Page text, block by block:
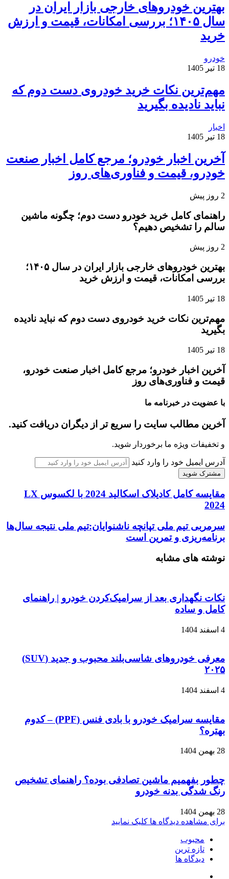
بهترین خودروهای خارجی بازار ایران در
سال ۱۴۰۵؛ بررسی امکانات، قیمت و ارزش
خرید
خودرو
18 تیر 1405
مهم‌ترین نکات خرید خودروی دست دوم که
نباید نادیده بگیرید
اخبار
18 تیر 1405
آخرین اخبار خودرو؛ مرجع کامل اخبار صنعت
خودرو، قیمت و فناوری‌های روز
2 روز پیش
راهنمای کامل خرید خودرو دست دوم؛ چگونه ماشین
سالم را تشخیص دهیم؟
2 روز پیش
بهترین خودروهای خارجی بازار ایران در سال ۱۴۰۵؛
بررسی امکانات، قیمت و ارزش خرید
18 تیر 1405
مهم‌ترین نکات خرید خودروی دست دوم که نباید نادیده
بگیرید
18 تیر 1405
آخرین اخبار خودرو؛ مرجع کامل اخبار صنعت خودرو،
قیمت و فناوری‌های روز
با عضویت در خبرنامه ما
آخرین مطالب سایت را سریع تر از دیگران دریافت کنید.
و تخفیفات ویژه ما برخوردار شوید.
آدرس ایمیل خود را وارد کنید
مقایسه کامل کادیلاک اسکالید 2024 با لکسوس LX
2024
سرمربی تیم ملی تپانچه ناشنوایان:تیم ملی نتیجه سال‌ها
برنامه‌ریزی و تمرین است
نوشته های مشابه
نکات نگهداری بعد از سرامیک‌کردن خودرو | راهنمای
کامل و ساده
4 اسفند 1404
معرفی خودروهای شاسی‌بلند محبوب و جدید (SUV)
۲۰۲۵
4 اسفند 1404
مقایسه سرامیک خودرو با بادی فنس (PPF) – کدوم
بهتره؟
28 بهمن 1404
چطور بفهمیم ماشین تصادفی بوده؟ راهنمای تشخیص
رنگ شدگی بدنه خودرو
28 بهمن 1404
برای مشاهده دیدگاه ها کلیک نمایید
محبوب
تازه ترین
دیدگاه ها